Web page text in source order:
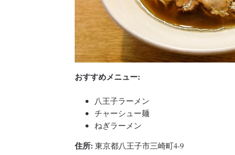
おすすめメニュー:
八王子ラーメン
チャーシュー麺
ねぎラーメン
住所: 東京都八王子市三崎町4-9